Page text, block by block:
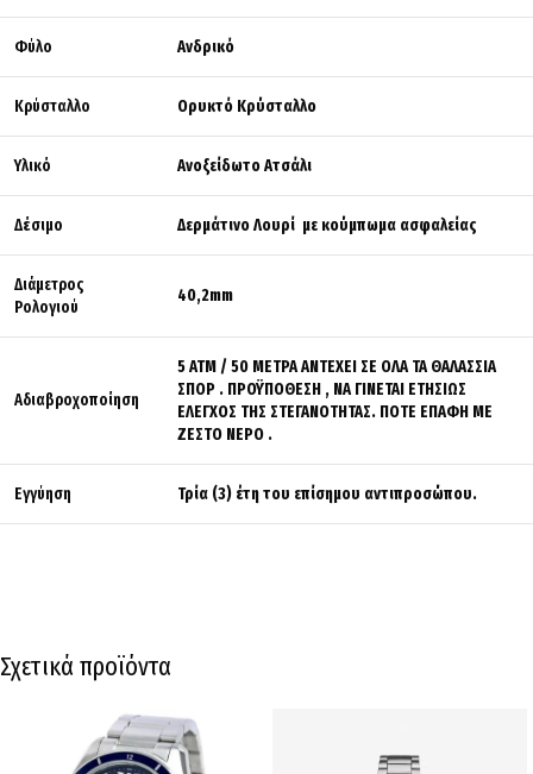
Φύλο Ανδρικό
Κρύσταλλο Ορυκτό Κρύσταλλο
Υλικό Ανοξείδωτο Ατσάλι
Δέσιμο Δερμάτινο Λουρί με κούμπωμα ασφαλείας
Διάμετρος
Ρολογιού
40,2mm
Αδιαβροχοποίηση
5 ΑΤΜ / 50 ΜΕΤΡΑ ΑΝΤΕΧΕΙ ΣΕ ΟΛΑ ΤΑ ΘΑΛΑΣΣΙΑ
ΣΠΟΡ . ΠΡΟΫΠΟΘΕΣΗ , ΝΑ ΓΙΝΕΤΑΙ ΕΤΗΣΙΩΣ
ΕΛΕΓΧΟΣ ΤΗΣ ΣΤΕΓΑΝΟΤΗΤΑΣ. ΠΟΤΕ ΕΠΑΦΗ ΜΕ
ΖΕΣΤΟ ΝΕΡΟ .
Εγγύηση Τρία (3) έτη του επίσημου αντιπροσώπου.
Σχετικά προϊόντα